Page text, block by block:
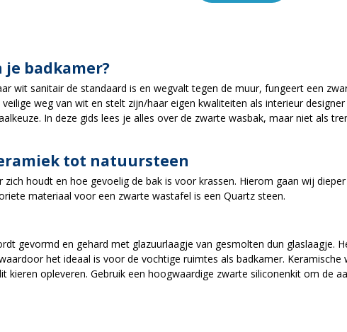
badkamer?
wit sanitair de standaard is en wegvalt tegen de muur, fungeert een
weg van wit en stelt zijn/haar eigen kwaliteiten als interieur
In deze gids lees je alles over de zwarte wasbak, maar niet als
tot natuursteen
houdt en hoe gevoelig de bak is voor krassen. Hierom gaan wij
materiaal voor een zwarte wastafel is een Quartz steen.
gevormd en gehard met glazuurlaagje van gesmolten dun glaslaagje.
het ideaal is voor de vochtige ruimtes als badkamer.
kieren opleveren. Gebruik een hoogwaardige zwarte siliconenkit om de